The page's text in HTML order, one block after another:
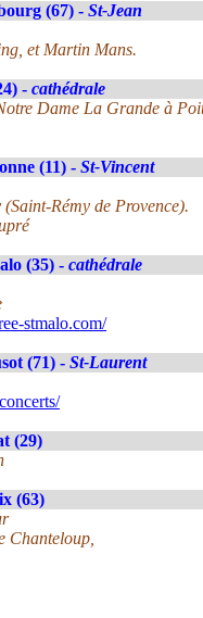
(67) - St-Jean
et Martin Mans.
- cathédrale
Dame La Grande à
(11) - St-Vincent
Rémy de Provence).
(35) - cathédrale
stmalo.com/
(71) - St-Laurent
(29)
(63)
Chanteloup,